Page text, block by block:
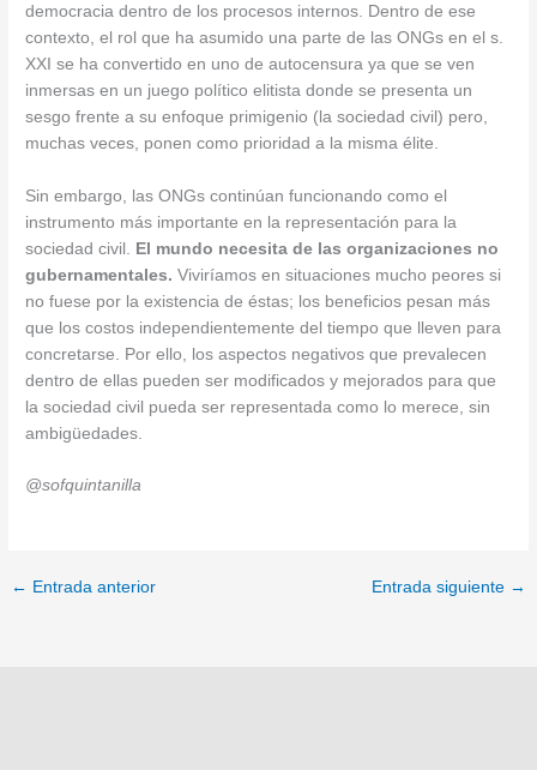
democracia dentro de los procesos internos. Dentro de ese
contexto, el rol que ha asumido una parte de las ONGs en el s.
XXI se ha convertido en uno de autocensura ya que se ven
inmersas en un juego político elitista donde se presenta un
sesgo frente a su enfoque primigenio (la sociedad civil) pero,
muchas veces, ponen como prioridad a la misma élite.
Sin embargo, las ONGs continúan funcionando como el
instrumento más importante en la representación para la
sociedad civil. El mundo necesita de lasorganizaciones no
gubernamentales.Viviríamos en situaciones mucho peores si
no fuese por la existencia de éstas; los beneficios pesan más
que los costos independientemente del tiempo que lleven para
concretarse. Por ello, los aspectos negativos que prevalecen
dentro de ellas pueden ser modificados y mejorados para que
la sociedad civil pueda ser representada como lo merece, sin
ambigüedades.
@sofquintanilla
← Entrada anterior Entrada siguiente →